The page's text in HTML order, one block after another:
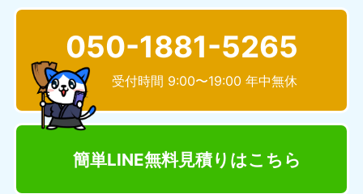
050-1881-5265
受付時間 9:00〜19:00 年中無休
簡単LINE無料見積り はこちら